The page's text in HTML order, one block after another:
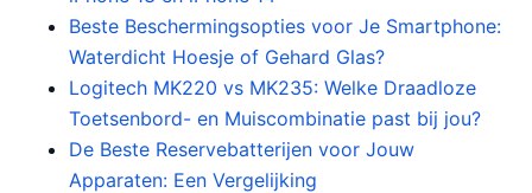
e
l
i
j
k
e
p
s
i
s
:
€
Beste Beschermingsopties voor Je Smartphone:
Waterdicht Hoesje of Gehard Glas?
Logitech MK220 vs MK235: Welke Draadloze
Toetsenbord- en Muiscombinatie past bij jou?
De Beste Reservebatterijen voor Jouw
Apparaten: Een Vergelijking